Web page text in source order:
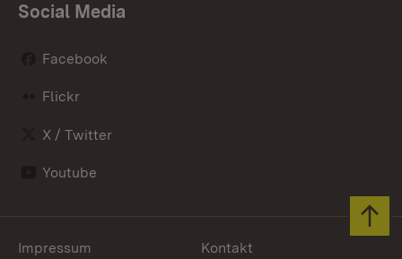
Social Media
Facebook
Flickr
X / Twitter
Youtube
Impressum Kontakt